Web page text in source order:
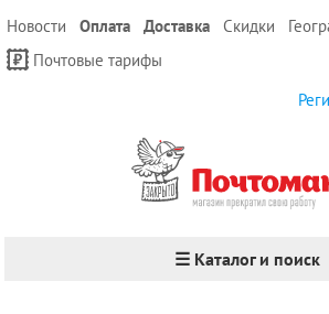
Новости Оплата Доставка Скидки
Почтовые тарифы
☰ Каталог и поиск